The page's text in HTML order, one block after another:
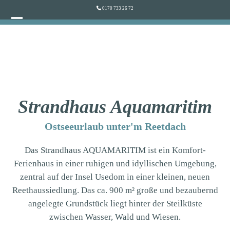
to
0170 733 26 72
Open
Close
Strandhaus Aquamaritim
Ostseeurlaub unter'm Reetdach
Das Strandhaus AQUAMARITIM ist ein Komfort-
Ferienhaus in einer ruhigen und idyllischen Umgebung,
zentral auf der Insel Usedom in einer kleinen, neuen
Reethaussiedlung. Das ca. 900 m² große und bezaubernd
angelegte Grundstück liegt hinter der Steilküste
zwischen Wasser, Wald und Wiesen.